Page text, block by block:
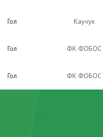
Гол Каучук
Гол ФК ФОБОС
Гол ФК ФОБОС